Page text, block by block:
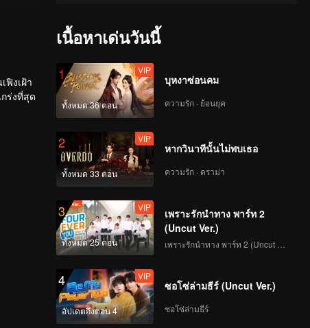
ฟิงเฝ้า
ร่งที่สุด
เนื้อหาเด่นวันนี้
1
ทั้งหมด 36 ตอน
VIP
บุหงาซ่อนคม
ความรัก · ย้อนยุค
2
ทั้งหมด 33 ตอน
VIP
หากวินาทีนั้นไม่พบเธอ
ความรัก · ดราม่า
3
ทั้งหมด 25 ตอน
VIP
เพราะรักนำทาง พาร์ท 2
(Uncut Ver.)
4
อัปเดตถึงตอน 4
VIP
ซอโซ่ล่ามธีร์ (Uncut Ver.)
ซอโซ่ล่ามธีร์